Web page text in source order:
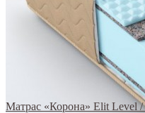
Матрас «Корона» Elit Level